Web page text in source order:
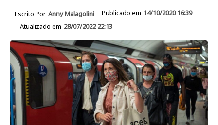
Escrito Por Anny Malagolini Publicado em 14/10/2020 16:39
Atualizado em 28/07/2022 22:13